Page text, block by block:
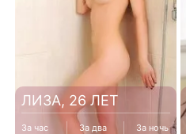
ЛИЗА, 26 ЛЕТ
За час За два За ночь